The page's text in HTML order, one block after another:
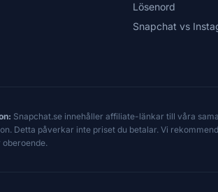
Lösenord
Snapchat vs
Snapchat.se innehåller affiliate-länkar till våra
Detta påverkar inte priset du betalar. Vi